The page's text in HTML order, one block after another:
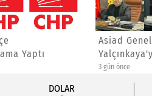
Asiad Genel Başkanı Yücel
Yalçınkaya'ya Yeni Görev
DOLAR